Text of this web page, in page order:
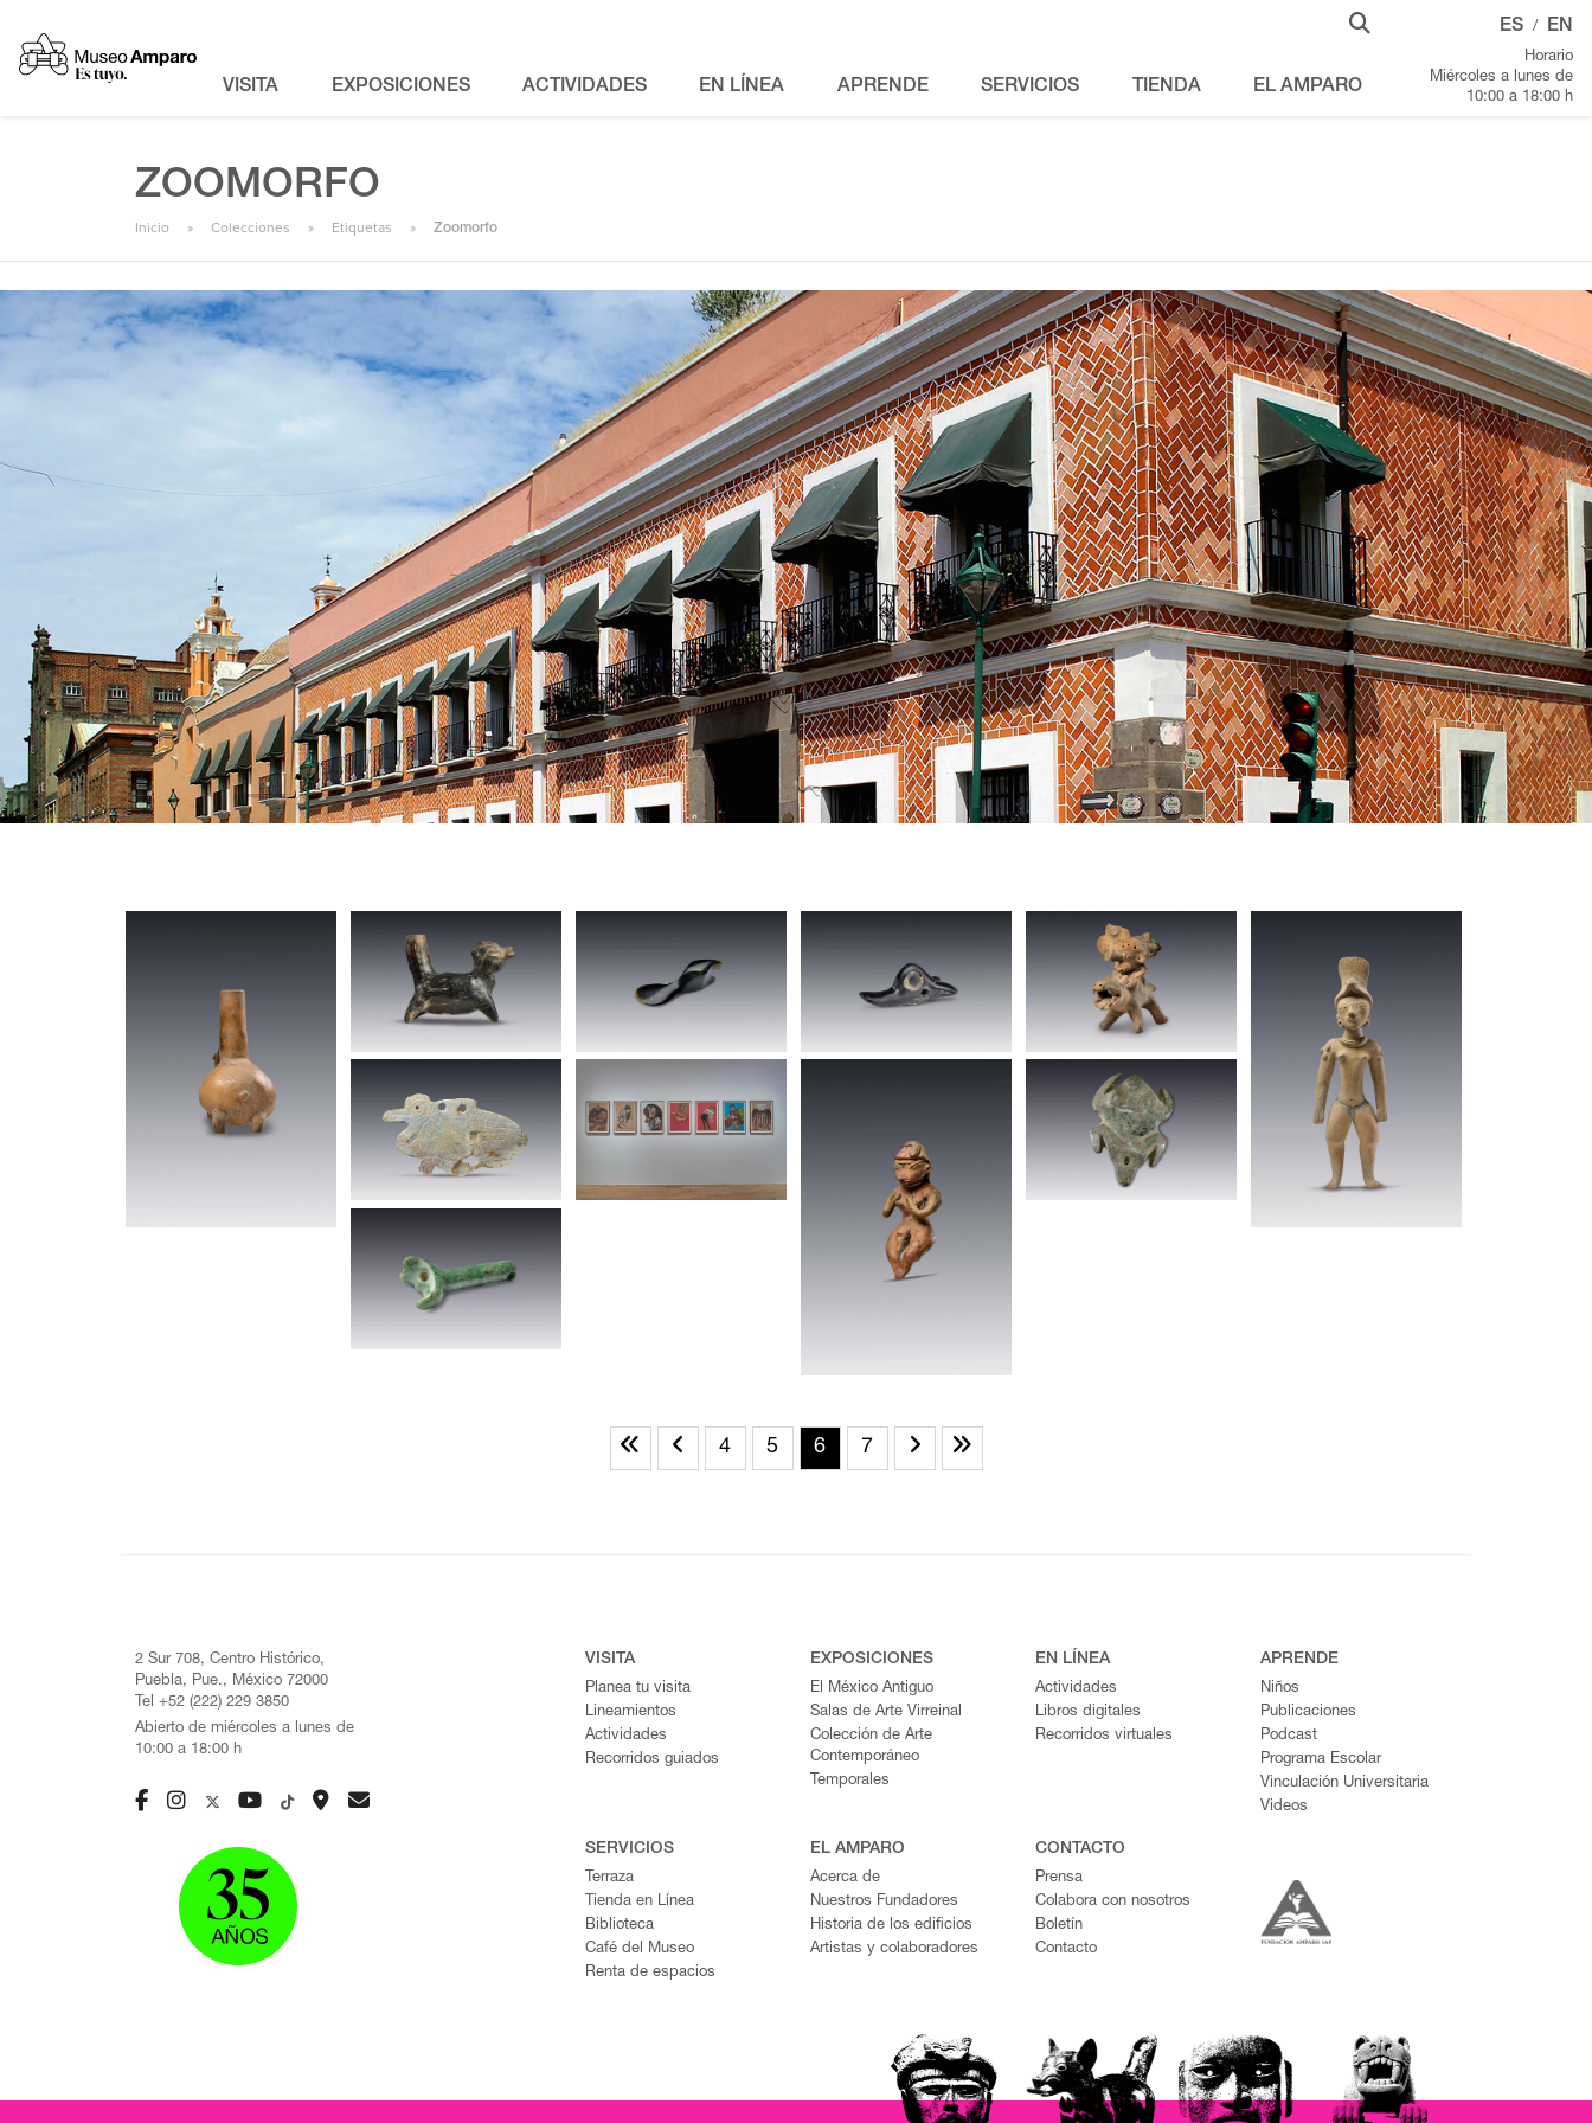
VISITA EXPOSICIONES ACTIVIDADES EN LÍNEA APRENDE SERVICIOS TIENDA EL AMPARO
ES / EN
Horario
Miércoles a lunes de
10:00 a 18:00 h
ZOOMORFO
Inicio Colecciones Etiquetas Zoomorfo
4 5 6 7
2 Sur 708, Centro Histórico,
Puebla, Pue., México 72000
Tel +52 (222) 229 3850
Abierto de miércoles a lunes de
10:00 a 18:00 h
VISITA
Planea tu visita
Lineamientos
Actividades
Recorridos guiados
EXPOSICIONES
El México Antiguo
Salas de Arte Virreinal
Colección de Arte
Contemporáneo
Temporales
EN LÍNEA
Actividades
Libros digitales
Recorridos virtuales
APRENDE
Niños
Publicaciones
Podcast
Programa Escolar
Vinculación Universitaria
Videos
SERVICIOS
Terraza
Tienda en Línea
Biblioteca
Café del Museo
Renta de espacios
EL AMPARO
Acerca de
Nuestros Fundadores
Historia de los edificios
Artistas y colaboradores
CONTACTO
Prensa
Colabora con nosotros
Boletín
Contacto